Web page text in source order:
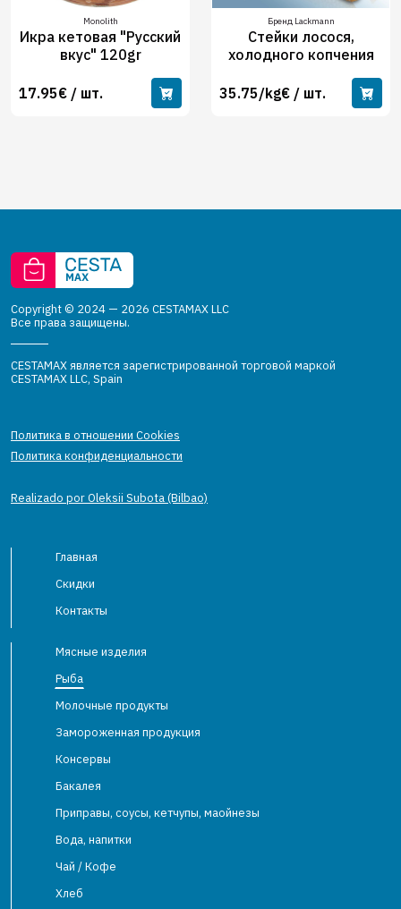
Monolith
Икра кетовая "Русский
вкус" 120gr
17.95€ / шт.
Бренд Lackmann
Cтейки лосося,
холодного копчения
35.75/kg€ / шт.
Copyright © 2024 — 2026 CESTAMAX LLC
Все права защищены.
CESTAMAX является зарегистрированной торговой маркой
CESTAMAX LLC, Spain
Политика в отношении Cookies
Политика конфиденциальности
Realizado por Oleksii Subota (Bilbao)
Главная
Скидки
Контакты
Мясные изделия
Рыба
Молочные продукты
Замороженная продукция
Консервы
Бакалея
Приправы, соусы, кетчупы, маойнезы
Вода, напитки
Чай / Кофе
Хлеб